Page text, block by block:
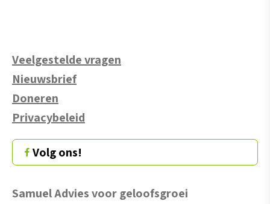
Veelgestelde vragen
Nieuwsbrief
Doneren
Privacybeleid
Volg ons!
Samuel Advies voor geloofsgroei